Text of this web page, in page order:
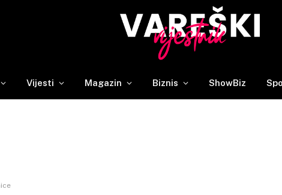
Vijesti Magazin Biznis ShowBiz